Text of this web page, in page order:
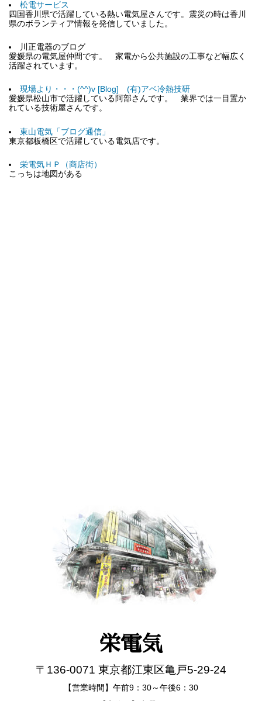
松電サービス
四国香川県で活躍している熱い電気屋さんです。震災の時は香川
県のボランティア情報を発信していました。
川正電器のブログ
愛媛県の電気屋仲間です。 家電から公共施設の工事など幅広く
活躍されています。
現場より・・・(^^)v [Blog] (有)アベ冷熱技研
愛媛県松山市で活躍している阿部さんです。 業界では一目置か
れている技術屋さんです。
東山電気「ブログ通信」
東京都板橋区で活躍している電気店です。
栄電気ＨＰ（商店街）
こっちは地図がある
栄電気
〒136-0071 東京都江東区亀戸5-29-24
【営業時間】午前9：30～午後6：30